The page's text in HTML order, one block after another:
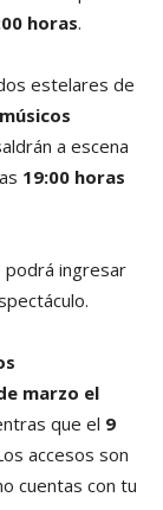
horas.
estelares de
a escena
19:00 horas
podrá ingresar
marzo el
que el 9
accesos son
cuentas con tu